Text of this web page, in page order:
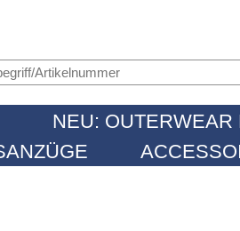
NEU: OUTERWEAR